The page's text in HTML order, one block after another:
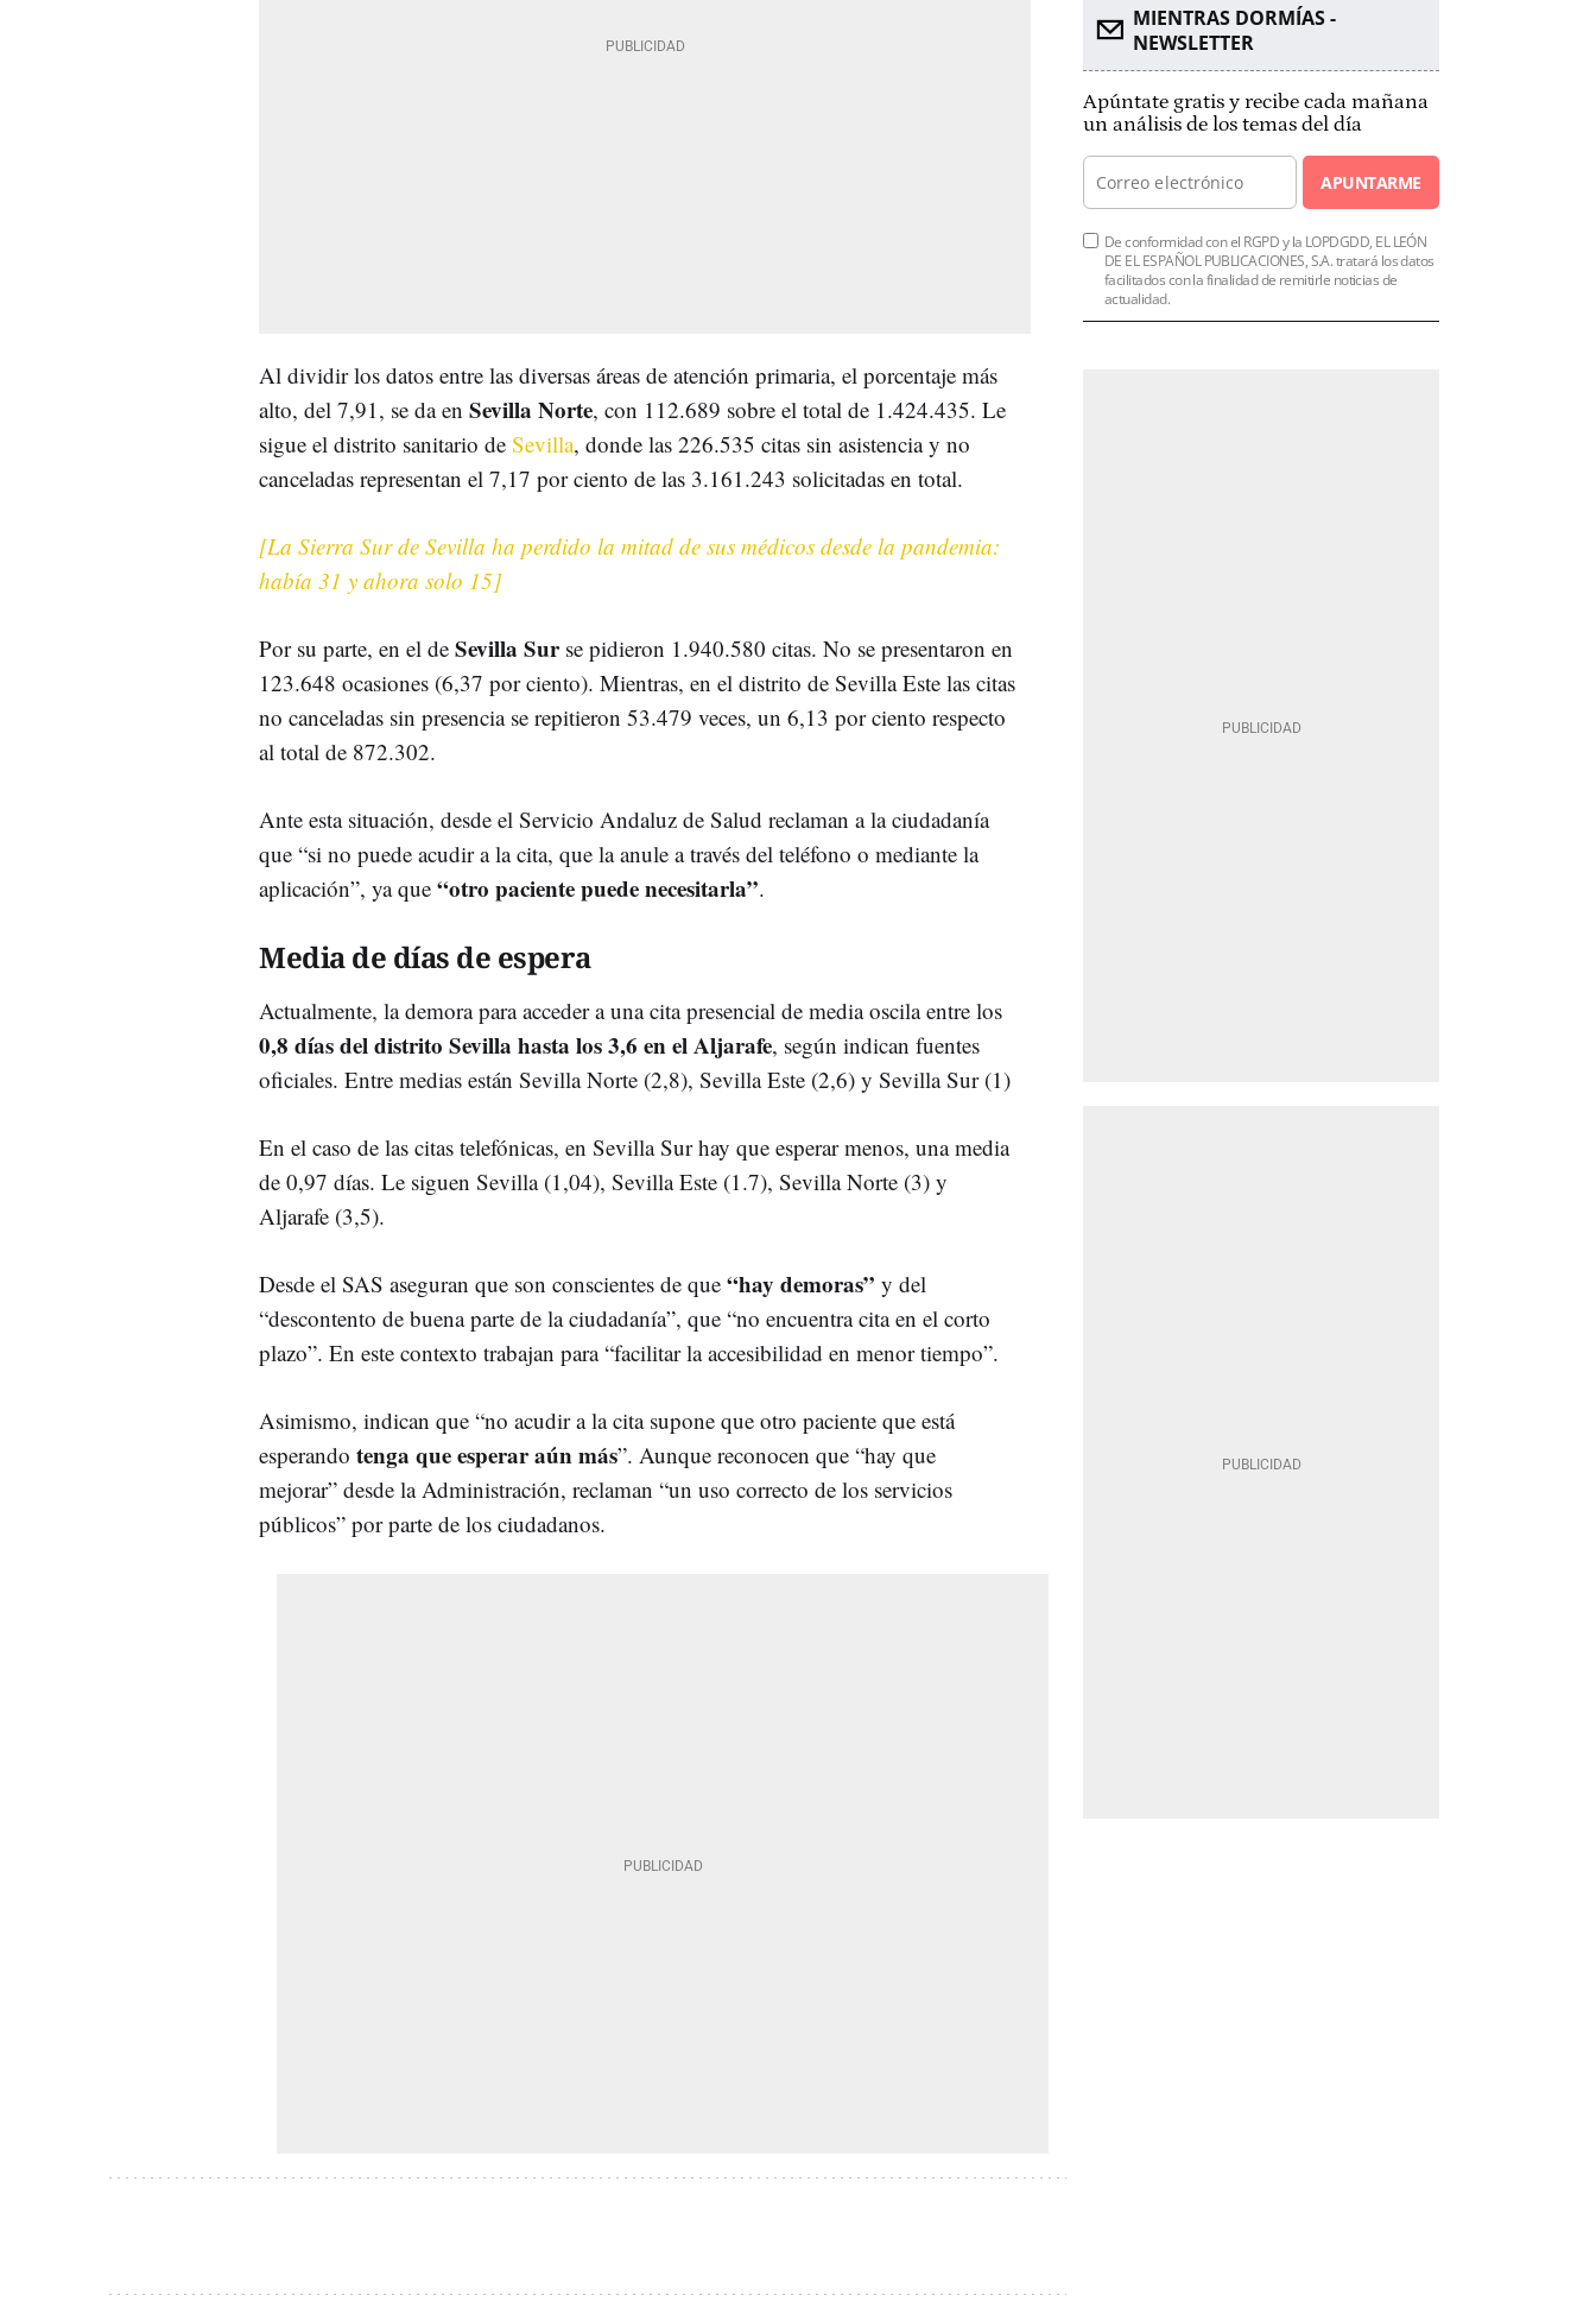
Al dividir los datos entre las diversas áreas de atención primaria, el porcentaje más
alto, del 7,91, se da en Sevilla Norte, con 112.689 sobre el total de 1.424.435. Le
sigue el distrito sanitario de Sevilla, donde las 226.535 citas sin asistencia y no
canceladas representan el 7,17 por ciento de las 3.161.243 solicitadas en total.
[La Sierra Sur de Sevilla ha perdido la mitad de sus médicos desde la pandemia:
había 31 y ahora solo 15]
Por su parte, en el de Sevilla Surse pidieron 1.940.580 citas. No se presentaron en
123.648 ocasiones (6,37 por ciento). Mientras, en el distrito de Sevilla Este las citas
no canceladas sin presencia se repitieron 53.479 veces, un 6,13 por ciento respecto
al total de 872.302.
Ante esta situación, desde el Servicio Andaluz de Salud reclaman a la ciudadanía
que “si no puede acudir a la cita, que la anule a través del teléfono o mediante la
aplicación”, ya que “otro paciente puede necesitarla”.
Media de días de espera
Actualmente, la demora para acceder a una cita presencial de media oscila entre los
0,8 días del distrito Sevilla hasta los 3,6 en el Aljarafe, según indican fuentes
oficiales. Entre medias están Sevilla Norte (2,8), Sevilla Este (2,6) y Sevilla Sur (1)
En el caso de las citas telefónicas, en Sevilla Sur hay que esperar menos, una media
de 0,97 días. Le siguen Sevilla (1,04), Sevilla Este (1.7), Sevilla Norte (3) y
Aljarafe (3,5).
Desde el SAS aseguran que son conscientes de que “hay demoras” y del
“descontento de buena parte de la ciudadanía”, que “no encuentra cita en el corto
plazo”. En este contexto trabajan para “facilitar la accesibilidad en menor tiempo”.
Asimismo, indican que “no acudir a la cita supone que otro paciente que está
esperando tenga que esperar aún más”. Aunque reconocen que “hay que
mejorar” desde la Administración, reclaman “un uso correcto de los servicios
públicos” por parte de los ciudadanos.
MIENTRAS DORMÍAS -
NEWSLETTER
Apúntate gratis y recibe cada mañana
un análisis de los temas del día
APUNTARME
De conformidad con el RGPD y la LOPDGDD, EL LEÓN
DE EL ESPAÑOL PUBLICACIONES, S.A. tratará los datos
facilitados con la finalidad de remitirle noticias de
actualidad.